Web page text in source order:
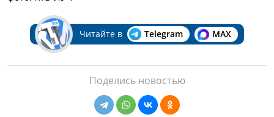
Читайте в Telegram MAX
Поделись новостью